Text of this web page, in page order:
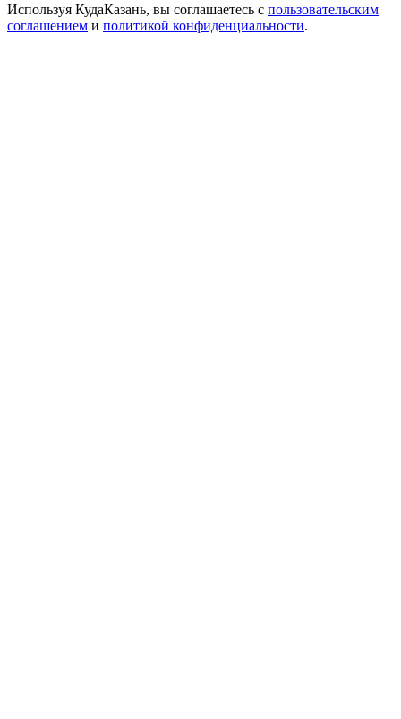
Используя КудаКазань, вы соглашаетесь с пользовательским
соглашением и политикой конфиденциальности.